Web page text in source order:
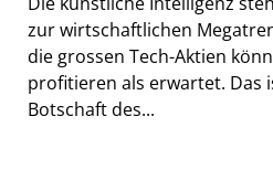
zur wirtschaftlichen
die grossen Tech-Aktien
profitieren als erwartet. Das
Botschaft des...